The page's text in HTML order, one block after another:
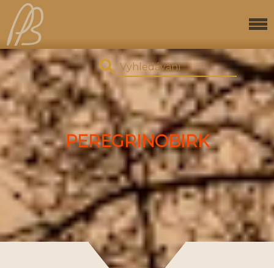
PEREGRINOBIRK